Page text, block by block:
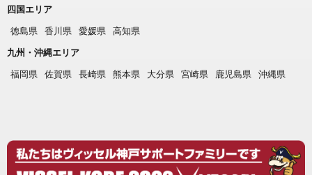
四国エリア
徳島県
香川県 愛媛県
高知県
九州・沖縄エリア
福岡県
佐賀県 長崎県 熊本県 大分県 宮崎県 鹿児島県 沖縄県